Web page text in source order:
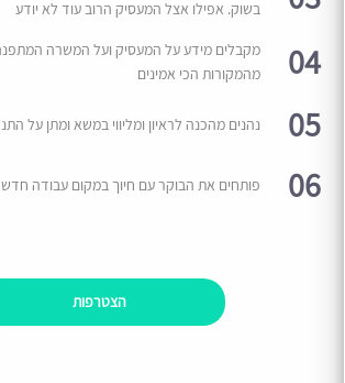
בשוק. אפילו אצל המעסיק הרוב עוד לא יודע
04
מקבלים מידע על המעסיק ועל המשרה
מהמקורות הכי אמינים
05 נהנים מהכנה לראיון ומליווי במשא ומתן על
06 פותחים את הבוקר עם חיוך במקום עבודה חדש
הצטרפות